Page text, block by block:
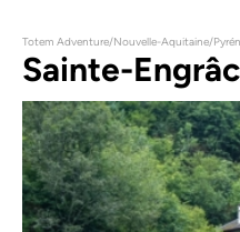
Totem Adventure/Nouvelle-Aquitaine/
Sainte-